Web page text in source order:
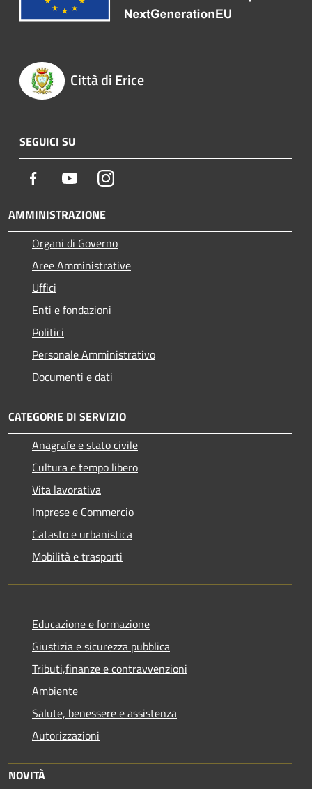
Città di Erice
SEGUICI SU
Facebook YoutubeInstagram
AMMINISTRAZIONE
Organi di Governo
Aree Amministrative
Uffici
Enti e fondazioni
Politici
Personale Amministrativo
Documenti e dati
CATEGORIE DI SERVIZIO
Anagrafe e stato civile
Cultura e tempo libero
Vita lavorativa
Imprese e Commercio
Catasto e urbanistica
Mobilità e trasporti
Educazione e formazione
Giustizia e sicurezza pubblica
Tributi,finanze e contravvenzioni
Ambiente
Salute, benessere e assistenza
Autorizzazioni
NOVITÀ